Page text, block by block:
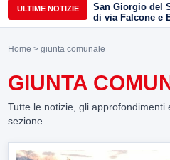
ULTIME NOTIZIE
San Giorgio del
di via Falcone e
Lombardi
Home > giunta comunale
GIUNTA
Tutte le notizie, gli approfondimenti
sezione.